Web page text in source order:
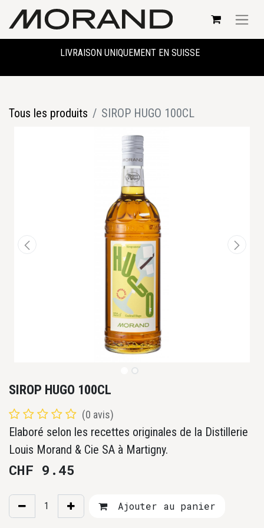
LIVRAISON UNIQUEMENT EN SUISSE
Tous les produits SIROP HUGO 100CL
SIROP HUGO 100CL
(0 avis)
Elaboré selon les recettes originales de la Distillerie
Louis Morand & Cie SA à Martigny.
CHF 9.45
Ajouter au panier